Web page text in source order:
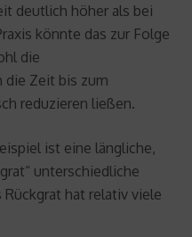
deutlich höher als bei
könnte das zur Folge
die
die Zeit bis zum
reduzieren ließen.
ist eine längliche,
unterschiedliche
hat relativ viele